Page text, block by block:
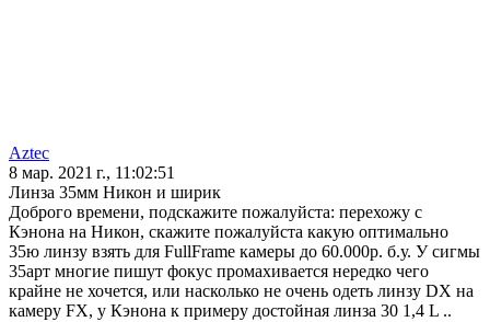
Aztec
8 мар. 2021 г., 11:02:51
Линза 35мм Никон и ширик
Доброго времени, подскажите пожалуйста: перехожу с
Кэнона на Никон, скажите пожалуйста какую оптимально
35ю линзу взять для FullFrame камеры до 60.000р. б.у. У сигмы
35арт многие пишут фокус промахивается нередко чего
крайне не хочется, или насколько не очень одеть линзу DX на
камеру FX, у Кэнона к примеру достойная линза 30 1,4 L ..